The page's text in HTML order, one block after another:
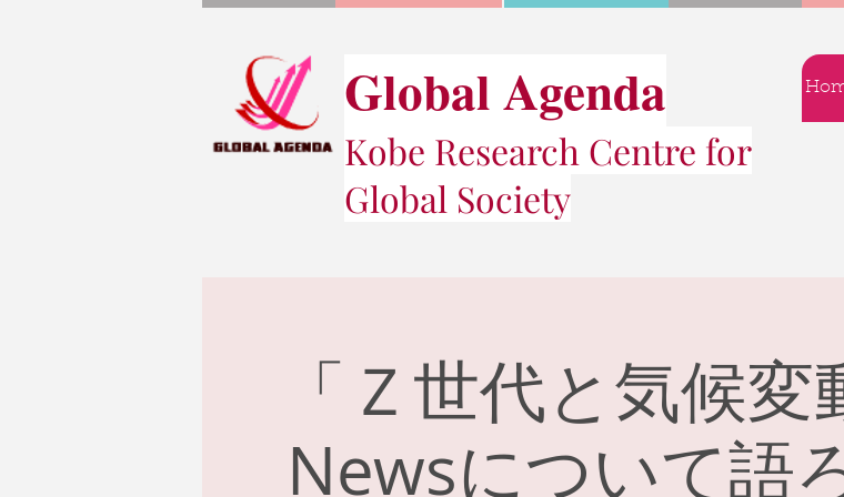
Global Agenda
Kobe Research Centre for
Global Society
「Ｚ世代と気候
Newsについて語